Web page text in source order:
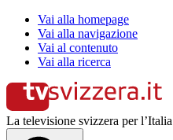
Vai alla homepage
Vai alla navigazione
Vai al contenuto
Vai alla ricerca
La televisione svizzera per l’Italia